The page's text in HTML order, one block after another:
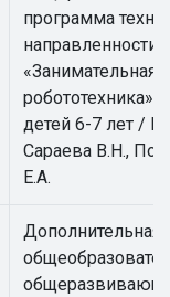
программа
направленности
«Занимательная
робототехника»
детей 6-7 лет /
Сараева В.Н.,
Е.А.
Дополнительная